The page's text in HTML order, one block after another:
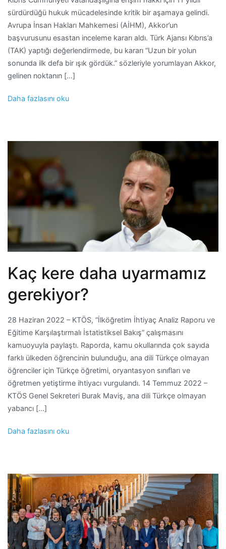
sürdürdüğü hukuk mücadelesinde kritik bir aşamaya gelindi.
Avrupa İnsan Hakları Mahkemesi (AİHM), Akkor’un
başvurusunu esastan inceleme kararı aldı. Türk Ajansı Kıbrıs’a
(TAK) yaptığı değerlendirmede, bu kararı “Uzun bir yolun
sonunda ilk defa bir ışık gördük.” sözleriyle yorumlayan Akkor,
gelinen noktanın […]
Daha fazlasını oku
Kaç kere daha uyarmamız
gerekiyor?
28 Haziran 2022 – KTÖS, “İlköğretim İhtiyaç Analiz Raporu ve
Eğitime Karşılaştırmalı İstatistiksel Bakış” çalışmasını
kamuoyuyla paylaştı. Raporda, kamu okullarında çok sayıda
farklı ülkeden öğrencinin bulunduğu, ana dili Türkçe olmayan
öğrenciler için Türkçe öğretimi, oryantasyon sınıfları ve
öğretmen yetiştirme ihtiyacı vurgulandı. 14 Temmuz 2022 –
KTÖS Genel Sekreteri Burak Maviş, ana dili Türkçe olmayan
yabancı […]
Daha fazlasını oku